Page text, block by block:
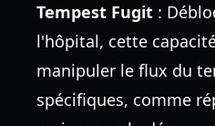
Tempest Fugit :
l'hôpital, cette
manipuler le flux du
spécifiques, comme